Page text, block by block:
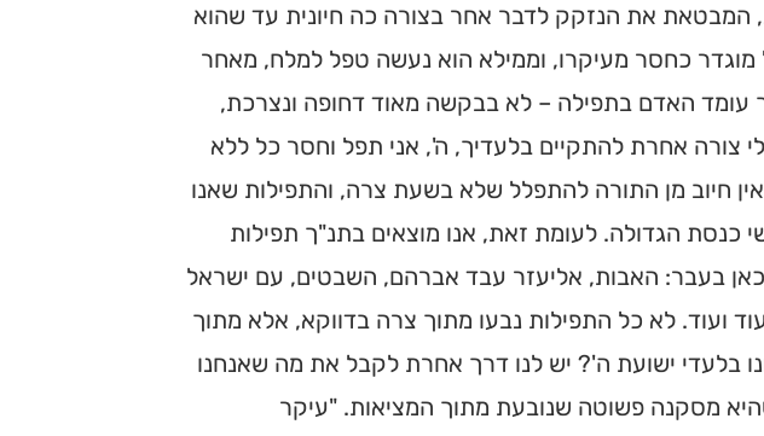
המבטאת את הנזקק לדבר אחר בצורה כה חיונית עד שהוא
כחסר מעיקרו, וממילא הוא נעשה טפל למלח, מאחר
עומד האדם בתפילה – לא בבקשה מאוד דחופה ונצרכת,
לי צורה אחרת להתקיים בלעדיך, ה', אני תפל וחסר כל ללא
חיוב מן התורה להתפלל שלא בשעת צרה, והתפילות שאנו
כנסת הגדולה. לעומת זאת, אנו מוצאים בתנ"ך תפילות
כאן בעבר: האבות, אליעזר עבד אברהם, השבטים, עם ישראל
ועוד. לא כל התפילות נבעו מתוך צרה בדווקא, אלא מתוך
בלעדי ישועת ה'? יש לנו דרך אחרת לקבל את מה שאנחנו
מסקנה פשוטה שנובעת מתוך המציאות. "עיקר